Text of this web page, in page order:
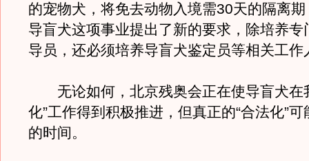
的宠物犬，将免去动物入境需30天的隔离
导盲犬这项事业提出了新的要求，除培养专
导员，还必须培养导盲犬鉴定员等相关工作
无论如何，北京残奥会正在使导盲犬在
化”工作得到积极推进，但真正的“合法化”
的时间。